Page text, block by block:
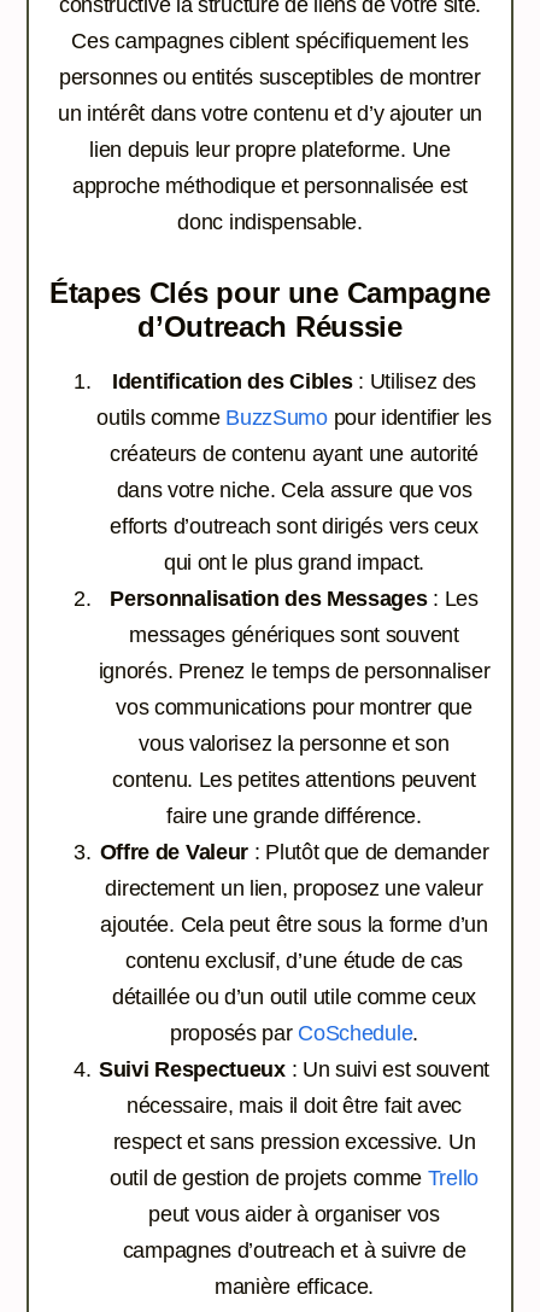
Ces campagnes ciblent spécifiquement les
personnes ou entités susceptibles de montrer
un intérêt dans votre contenu et d’y ajouter un
lien depuis leur propre plateforme. Une
approche méthodique et personnalisée est
donc indispensable.
Étapes Clés pour une Campagne
d’Outreach Réussie
Identification des Cibles: Utilisez des
outils comme BuzzSumopour identifier les
créateurs de contenu ayant une autorité
dans votre niche. Cela assure que vos
efforts d’outreach sont dirigés vers ceux
qui ont le plus grand impact.
Personnalisation des Messages: Les
messages génériques sont souvent
ignorés. Prenez le temps de personnaliser
vos communications pour montrer que
vous valorisez la personne et son
contenu. Les petites attentions peuvent
faire une grande différence.
Offre de Valeur : Plutôt que de demander
directement un lien, proposez une valeur
ajoutée. Cela peut être sous la forme d’un
contenu exclusif, d’une étude de cas
détaillée ou d’un outil utile comme ceux
proposés par CoSchedule.
Suivi Respectueux: Un suivi est souvent
nécessaire, mais il doit être fait avec
respect et sans pression excessive. Un
outil de gestion de projets comme Trello
peut vous aider à organiser vos
campagnes d’outreach et à suivre de
manière efficace.